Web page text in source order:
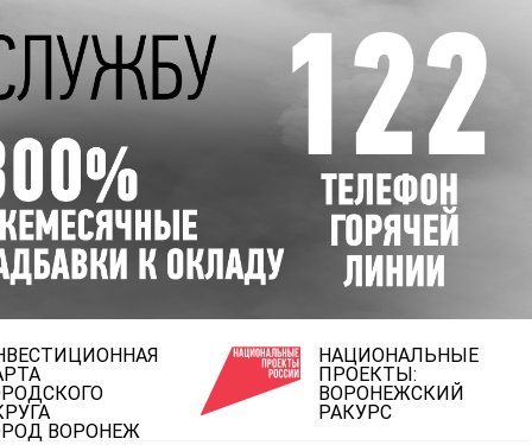
ВОРОНЕЖ
НАЦИОНАЛЬНЫЕ
ПРОЕКТЫ:
ВОРОНЕЖСКИЙ
РАКУРС